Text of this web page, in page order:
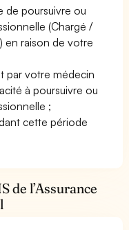
de poursuivre ou
(Chargé /
en raison de votre
par votre médecin
à poursuivre ou
;
cette période
de l’Assurance